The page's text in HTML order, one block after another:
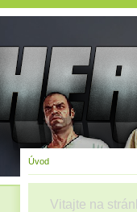
Úvod
Vitajte na